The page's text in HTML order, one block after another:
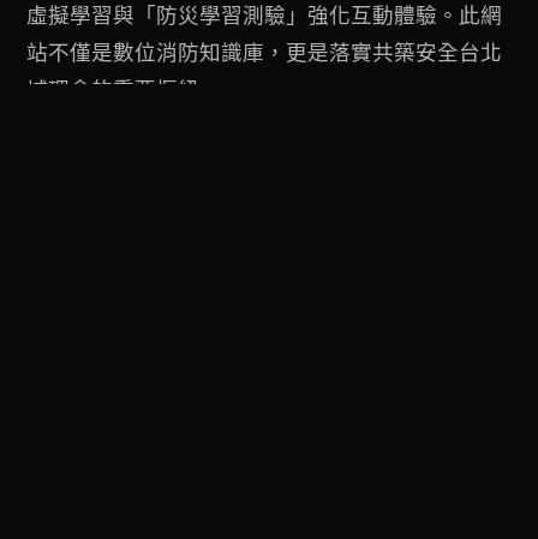
虛擬學習與「防災學習測驗」強化互動體驗。此網
站不僅是數位消防知識庫，更是落實共築安全台北
城理念的重要樞紐。